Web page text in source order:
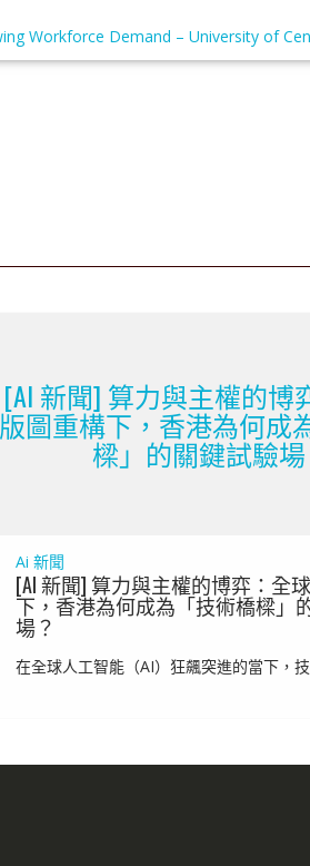
Workforce Demand – University of
[AI 新聞] 算力與主權的博
版圖重構下，香港為何成
樑」的關鍵試驗場
Ai 新聞
[AI 新聞] 算力與主權的博弈：全
下，香港為何成為「技術橋樑」
場？
在全球人工智能（AI）狂飆突進的當下，